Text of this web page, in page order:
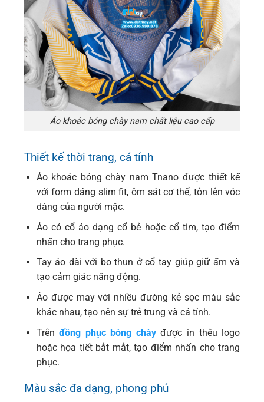
Áo khoác bóng chày nam chất liệu cao cấp
Thiết kế thời trang, cá tính
Áo khoác bóng chày nam Tnano được thiết kế
với form dáng slim fit, ôm sát cơ thể, tôn lên vóc
dáng của người mặc.
Áo có cổ áo dạng cổ bẻ hoặc cổ tim, tạo điểm
nhấn cho trang phục.
Tay áo dài với bo thun ở cổ tay giúp giữ ấm và
tạo cảm giác năng động.
Áo được may với nhiều đường kẻ sọc màu sắc
khác nhau, tạo nên sự trẻ trung và cá tính.
Trênđồng phục bóng chàyđược in thêu logo
hoặc họa tiết bắt mắt, tạo điểm nhấn cho trang
phục.
Màu sắc đa dạng, phong phú